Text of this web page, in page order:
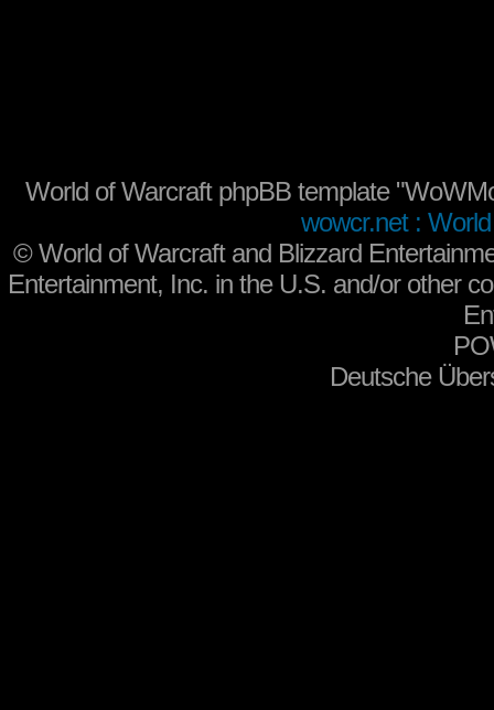
World of Warcraft phpBB template
wowcr.net :
©World of Warcraft and Blizzard
Entertainment, Inc. in the U.S. and/or other
Deutsche